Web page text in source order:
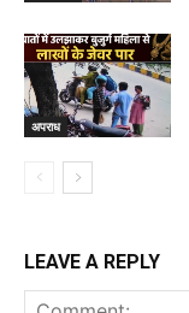
अपराध
LEAVE A REPLY